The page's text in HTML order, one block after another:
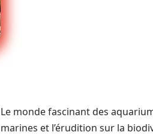
Le monde fascinant des
marines et l’érudition sur la